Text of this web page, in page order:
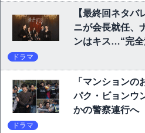
【最終回ネタ
ニが会長就任、
ンはキス…“完全
ドラマ
「マンションの
パク・ビョンウ
かの警察連行へ
ドラマ